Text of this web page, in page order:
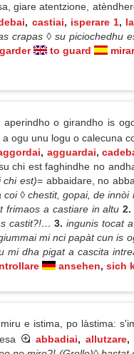
giare atentzione,
, castiai, isperare 1,
crapas ◊ su piciochedhu
garder to guard mirar
aperindho o girandho is
ogu unu logu o calecuna
, agguardai,
chi est faghindhe no
chi est)= abbaidare, no
◊ chestit, gopai, de
frimaos a castiare in altu
castit?!… 3. ingunis tocat
mi nci papàt cun is
mi dha pigat a cascita
ansehen, sich
e istima, po làstima:
abbadiai, allutzare,